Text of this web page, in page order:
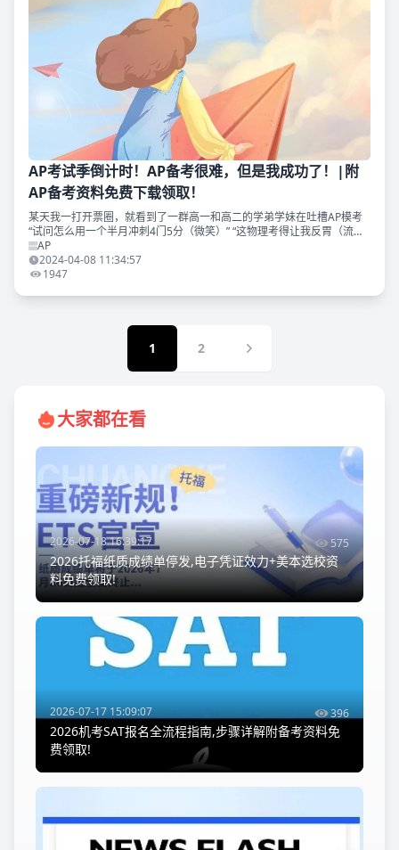
AP考试季倒计时！AP备考很难，但是我成功了！|附
AP备考资料免费下载领取！
某天我一打开票圈，就看到了一群高一和高二的学弟学妹在吐槽AP模考
“试问怎么用一个半月冲刺4门5分（微笑）” “这物理考得让我反胃（流汗
黄豆 X2）” 我才意识到马上又是一年一度的AP考试季。 我的思绪又被拉
回到
AP
2024-04-08 11:34:57
1947
1 2
大家都在看
2026-07-18 16:39:17 575
2026托福纸质成绩单停发,电子凭证效力+美本选校资
料免费领取!
2026-07-17 15:09:07 396
2026机考SAT报名全流程指南,步骤详解附备考资料免
费领取!